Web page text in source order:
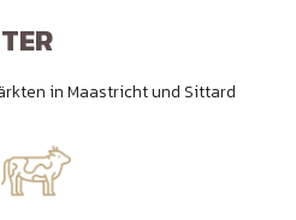
in Maastricht und Sittard